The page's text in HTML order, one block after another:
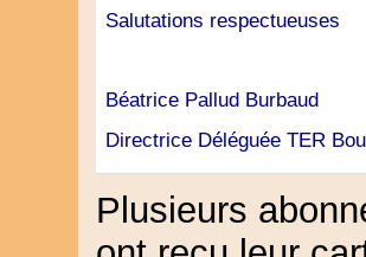
Salutations respectueuses
Béatrice Pallud Burbaud
Directrice Déléguée TER
Plusieurs